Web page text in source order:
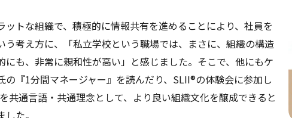
ットな組織で、積極的に情報共有を進めることにより、社員を
う考え方に、「私立学校という職場では、まさに、組織の構造
にも、非常に親和性が高い」と感じました。そこで、他にもケ
の『1分間マネージャー』を読んだり、SLII®の体験会に参加し
共通言語・共通理念として、より良い組織文化を醸成できると
た。